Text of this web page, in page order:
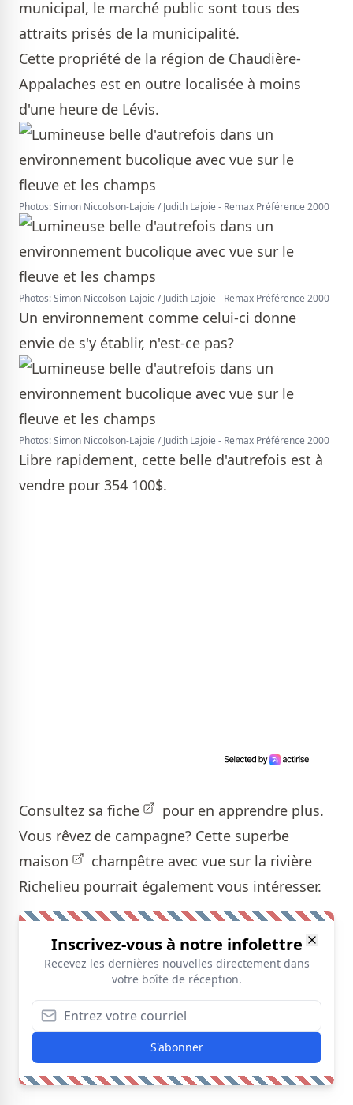
municipal, le marché public sont tous des
attraits prisés de la municipalité.
Cette propriété de la région de Chaudière-
Appalaches est en outre localisée à moins
d'une heure de Lévis.
Photos: Simon Niccolson-Lajoie / Judith Lajoie - Remax Préférence 2000
Photos: Simon Niccolson-Lajoie / Judith Lajoie - Remax Préférence 2000
Un environnement comme celui-ci donne
envie de s'y établir, n'est-ce pas?
Photos: Simon Niccolson-Lajoie / Judith Lajoie - Remax Préférence 2000
Libre rapidement, cette belle d'autrefois est à
vendre pour 354 100$.
Consultez sa fiche
pour en apprendre plus.
Vous rêvez de campagne? Cette superbe
maison
champêtre avec vue sur la rivière
Richelieu pourrait également vous intéresser.
Inscrivez-vous à notre infolettre
Recevez les dernières nouvelles directement dans
votre boîte de réception.
S'abonner